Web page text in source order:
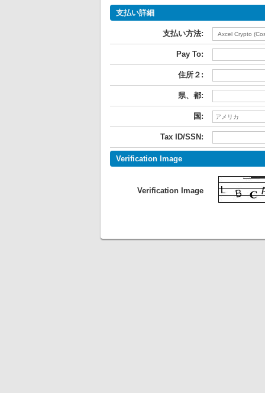
支払い詳細
支払い方法:
Pay To:
住所２:
県、都:
国:
Tax ID/SSN:
Verification Image
Verification Image